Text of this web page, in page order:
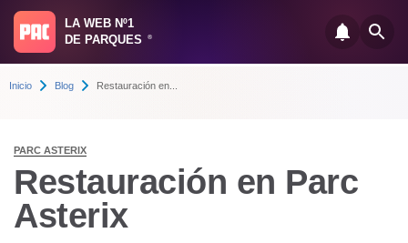
LA WEB Nº1
DE PARQUES
®
Inicio Blog Restauración en...
PARC ASTERIX
Restauración en Parc
Asterix